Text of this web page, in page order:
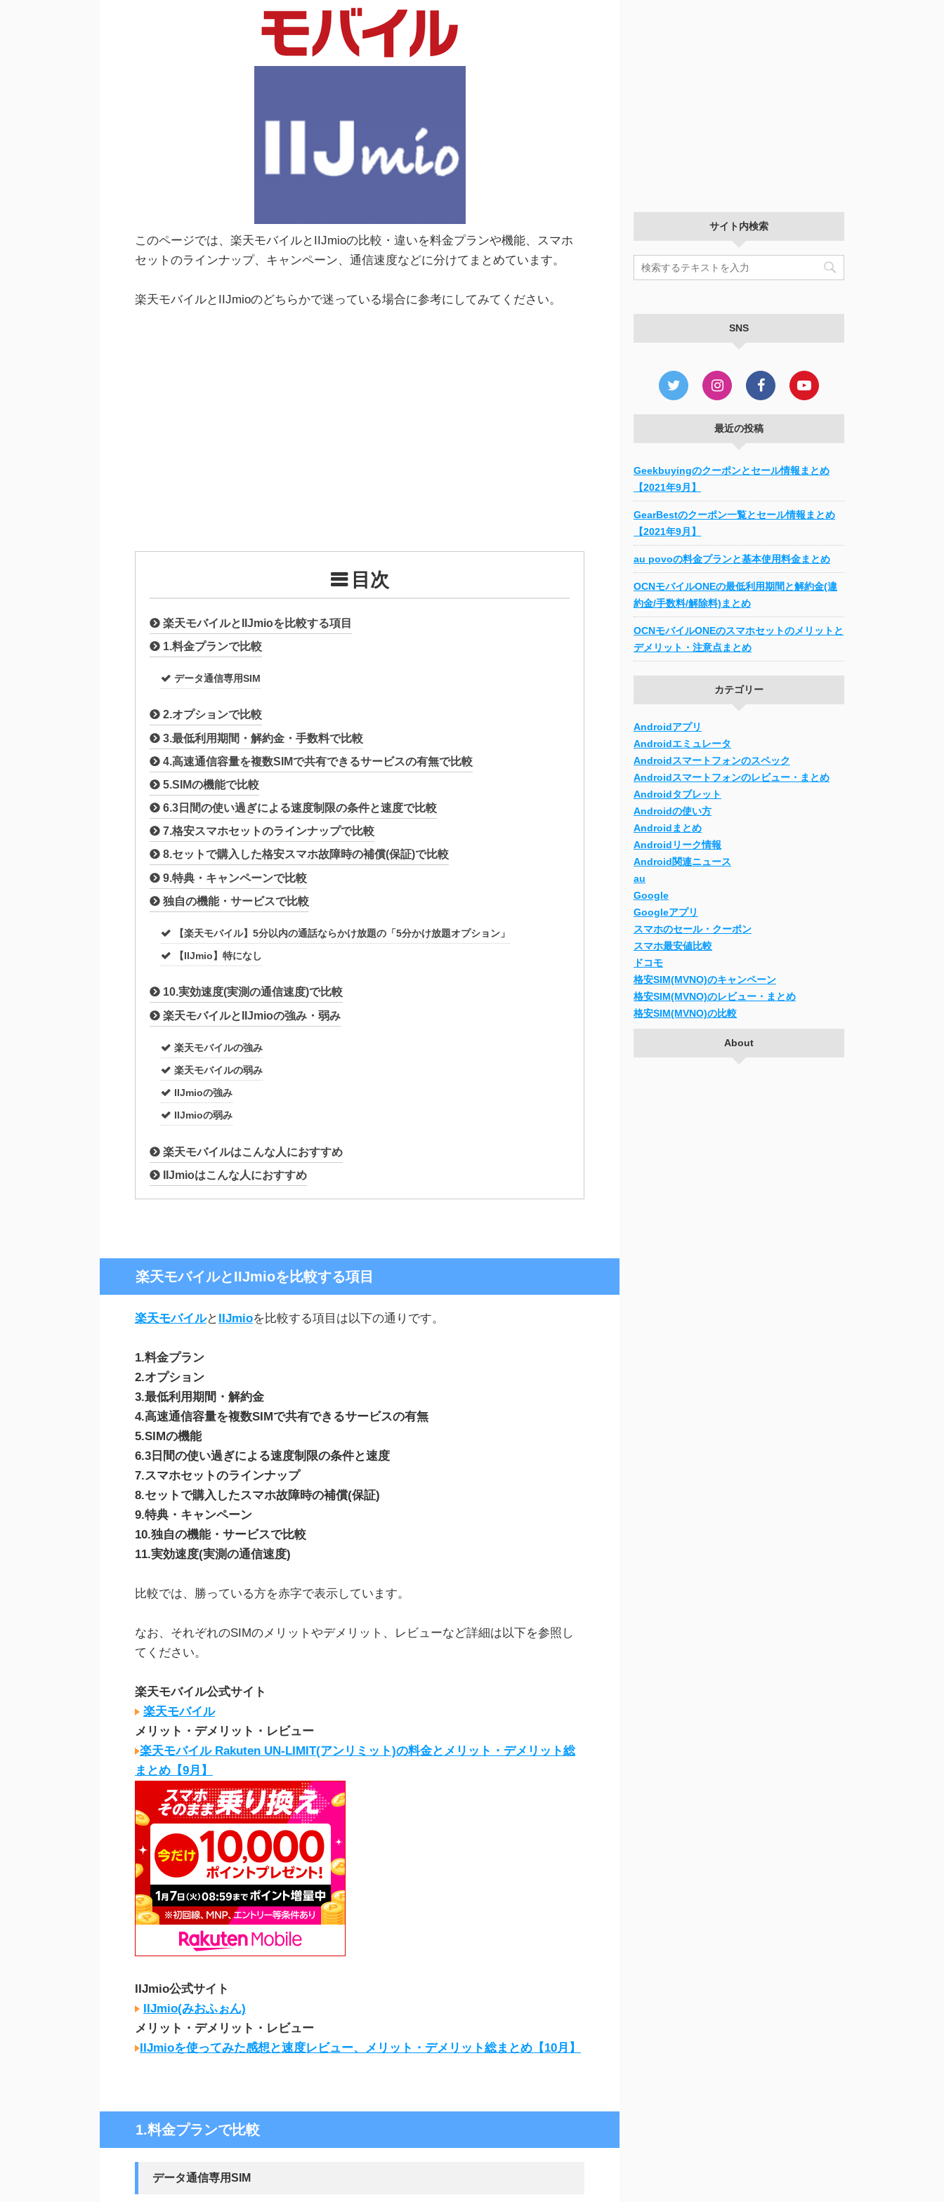
このページでは、楽天モバイルとIIJmioの比較・違いを料金プランや機能、スマホ
セットのラインナップ、キャンペーン、通信速度などに分けてまとめています。
楽天モバイルとIIJmioのどちらかで迷っている場合に参考にしてみてください。
目次
楽天モバイルとIIJmioを比較する項目
1.料金プランで比較
データ通信専用SIM
2.オプションで比較
3.最低利用期間・解約金・手数料で比較
4.高速通信容量を複数SIMで共有できるサービスの有無で比較
5.SIMの機能で比較
6.3日間の使い過ぎによる速度制限の条件と速度で比較
7.格安スマホセットのラインナップで比較
8.セットで購入した格安スマホ故障時の補償(保証)で比較
9.特典・キャンペーンで比較
独自の機能・サービスで比較
【楽天モバイル】5分以内の通話ならかけ放題の「5分かけ放題オプション」
【IIJmio】特になし
10.実効速度(実測の通信速度)で比較
楽天モバイルとIIJmioの強み・弱み
楽天モバイルの強み
楽天モバイルの弱み
IIJmioの強み
IIJmioの弱み
楽天モバイルはこんな人におすすめ
IIJmioはこんな人におすすめ
楽天モバイルとIIJmioを比較する項目
楽天モバイルと IIJmioを比較する項目は以下の通りです。
1.料金プラン
2.オプション
3.最低利用期間・解約金
4.高速通信容量を複数SIMで共有できるサービスの有無
5.SIMの機能
6.3日間の使い過ぎによる速度制限の条件と速度
7.スマホセットのラインナップ
8.セットで購入したスマホ故障時の補償(保証)
9.特典・キャンペーン
10.独自の機能・サービスで比較
11.実効速度(実測の通信速度)
比較では、勝っている方を赤字で表示しています。
なお、それぞれのSIMのメリットやデメリット、レビューなど詳細は以下を参照し
てください。
楽天モバイル公式サイト
楽天モバイル
メリット・デメリット・レビュー
楽天モバイル Rakuten UN-LIMIT(アンリミット)の料金とメリット・デメリット総
まとめ【9月】
IIJmio公式サイト
IIJmio(みおふぉん)
メリット・デメリット・レビュー
IIJmioを使ってみた感想と速度レビュー、メリット・デメリット総まとめ【10月】
1.料金プランで比較
データ通信専用SIM
サイト内検索
SNS
最近の投稿
Geekbuyingのクーポンとセール情報まとめ
【2021年9月】
GearBestのクーポン一覧とセール情報まとめ
【2021年9月】
au povoの料金プランと基本使用料金まとめ
OCNモバイルONEの最低利用期間と解約金(違
約金/手数料/解除料)まとめ
OCNモバイルONEのスマホセットのメリットと
デメリット・注意点まとめ
カテゴリー
Androidアプリ
Androidエミュレータ
Androidスマートフォンのスペック
Androidスマートフォンのレビュー・まとめ
Androidタブレット
Androidの使い方
Androidまとめ
Androidリーク情報
Android関連ニュース
au
Google
Googleアプリ
スマホのセール・クーポン
スマホ最安値比較
ドコモ
格安SIM(MVNO)のキャンペーン
格安SIM(MVNO)のレビュー・まとめ
格安SIM(MVNO)の比較
About